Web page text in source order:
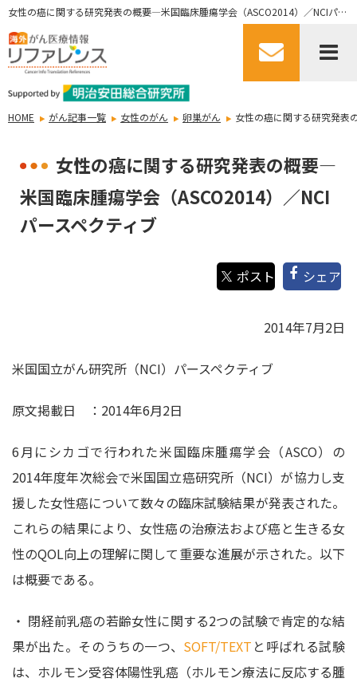
女性の癌に関する研究発表の概要—米国臨床腫瘍学会（ASCO2014）／NCIパースペクティブ
HOME がん記事一覧 女性のがん 卵巣がん 女性の癌に関する研究発表
女性の癌に関する研究発表の概要—
米国臨床腫瘍学会（ASCO2014）／NCI
パースペクティブ
シェア
2014年7月2日
米国国立がん研究所（NCI）パースペクティブ
原文掲載日 ：2014年6月2日
6月にシカゴで行われた米国臨床腫瘍学会（ASCO）の
2014年度年次総会で米国国立癌研究所（NCI）が協力し支
援した女性癌について数々の臨床試験結果が発表された。
これらの結果により、女性癌の治療法および癌と生きる女
性のQOL向上の理解に関して重要な進展が示された。以下
は概要である。
・ 閉経前乳癌の若齢女性に関する2つの試験で肯定的な結
果が出た。そのうちの一つ、 SOFT/TEXT と呼ばれる試験
は、ホルモン受容体陽性乳癌（ホルモン療法に反応する腫